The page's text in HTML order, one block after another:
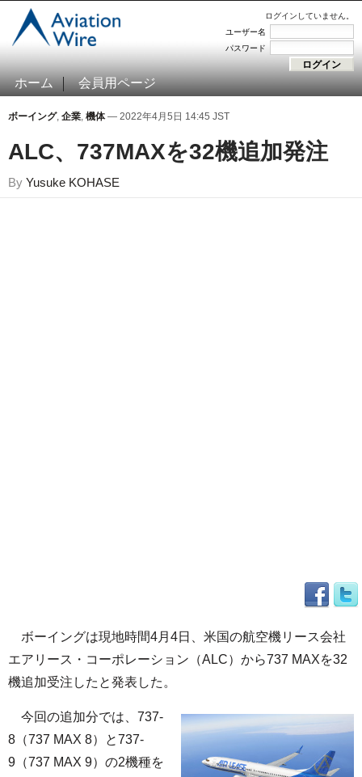
ログインしていません。
ユーザー名
パスワード
ホーム 会員用ページ
ボーイング, 企業, 機体— 2022年4月5日 14:45 JST
ALC、737MAXを32機追加発注
By Yusuke KOHASE
ボーイングは現地時間4月4日、米国の航空機リース会社
エアリース・コーポレーション（ALC）から737 MAXを32
機追加受注したと発表した。
今回の追加分では、737-
8（737 MAX 8）と737-
9（737 MAX 9）の2機種を